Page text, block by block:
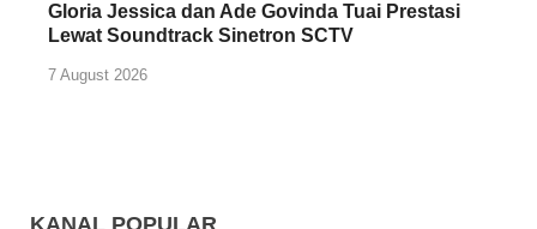
Gloria Jessica dan Ade Govinda Tuai Prestasi
Lewat Soundtrack Sinetron SCTV
7 August 2026
KANAL POPULAR